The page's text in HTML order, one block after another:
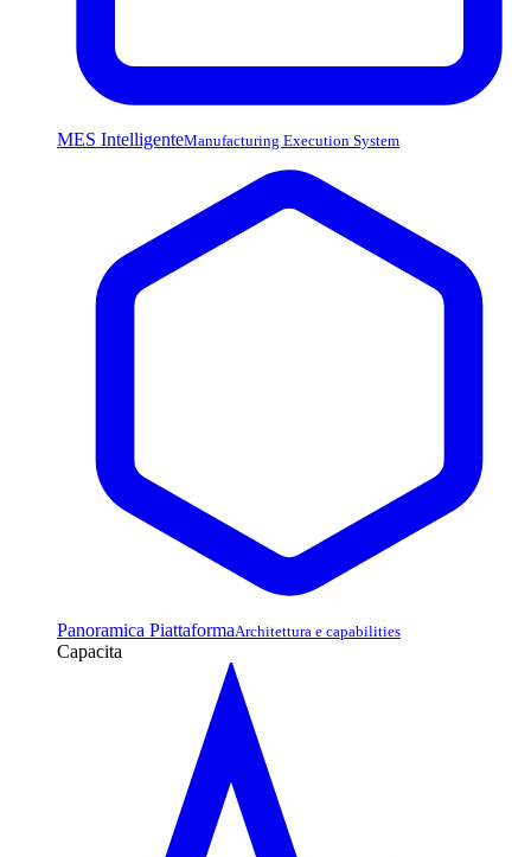
MES IntelligenteManufacturing Execution System
Panoramica PiattaformaArchitettura e capabilities
Capacita